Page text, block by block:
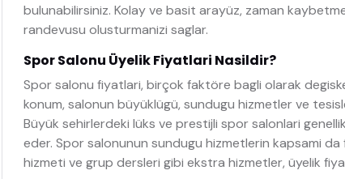
bulunabilirsiniz. Kolay ve basit arayüz, zaman
randevusu olusturmanizi saglar.
Spor Salonu Üyelik Fiyatlari Nasildir?
Spor salonu fiyatlari, birçok faktöre bagli olarak
konum, salonun büyüklügü, sundugu hizmetler ve
Büyük sehirlerdeki lüks ve prestijli spor salonlari
eder. Spor salonunun sundugu hizmetlerin kapsami
hizmeti ve grup dersleri gibi ekstra hizmetler, üyelik